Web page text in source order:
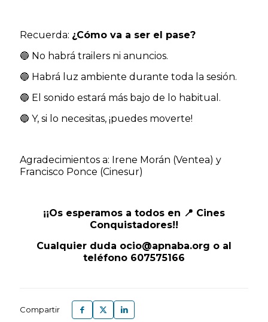
Recuerda: ¿Cómo va a ser el pase?
🔵 No habrá trailers ni anuncios.
🔵 Habrá luz ambiente durante toda la sesión.
🔵 El sonido estará más bajo de lo habitual.
🔵 Y, si lo necesitas, ¡puedes moverte!
Agradecimientos a: Irene Morán (Ventea) y
Francisco Ponce (Cinesur)
¡¡Os esperamos a todos en 📍 Cines
Conquistadores!!
Cualquier duda ocio@apnaba.org o al
teléfono 607575166
Compartir